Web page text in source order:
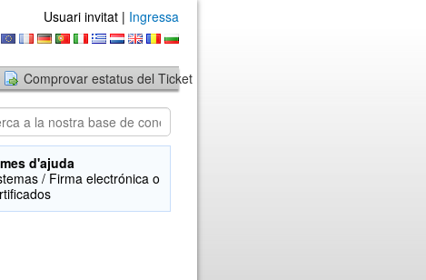
Usuari invitat | Ingressa
Comprovar estatus del Ticket
d'ajuda
/ Firma electrónica o